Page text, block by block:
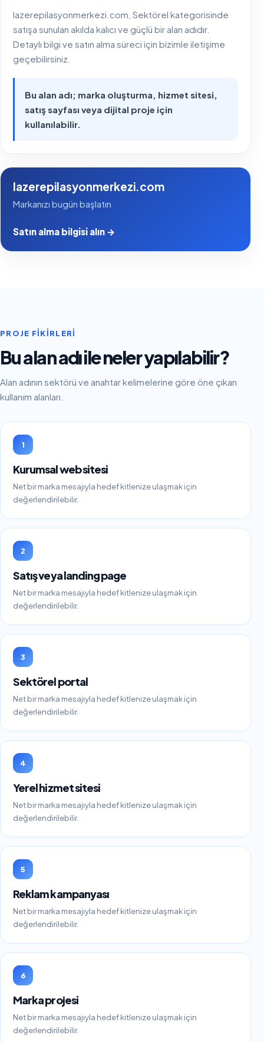
lazerepilasyonmerkezi.com, Sektörel kategorisinde
satışa sunulan akılda kalıcı ve güçlü bir alan adıdır.
Detaylı bilgi ve satın alma süreci için bizimle iletişime
geçebilirsiniz.
Bu alan adı; marka oluşturma, hizmet sitesi,
satış sayfası veya dijital proje için
kullanılabilir.
lazerepilasyonmerkezi.com
Markanızı bugün başlatın
Satın alma bilgisi alın →
PROJE FIKIRLERI
Bu alan adı ile neler yapılabilir?
Alan adının sektörü ve anahtar kelimelerine göre öne çıkan
kullanım alanları.
1
Kurumsal web sitesi
Net bir marka mesajıyla hedef kitlenize ulaşmak için
değerlendirilebilir.
2
Satış veya landing page
Net bir marka mesajıyla hedef kitlenize ulaşmak için
değerlendirilebilir.
3
Sektörel portal
Net bir marka mesajıyla hedef kitlenize ulaşmak için
değerlendirilebilir.
4
Yerel hizmet sitesi
Net bir marka mesajıyla hedef kitlenize ulaşmak için
değerlendirilebilir.
5
Reklam kampanyası
Net bir marka mesajıyla hedef kitlenize ulaşmak için
değerlendirilebilir.
6
Marka projesi
Net bir marka mesajıyla hedef kitlenize ulaşmak için
değerlendirilebilir.